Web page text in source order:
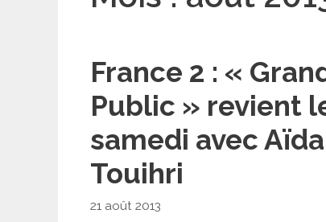
France 2 : «
Public » revient
samedi avec Aïda
Touihri
21 août 2013